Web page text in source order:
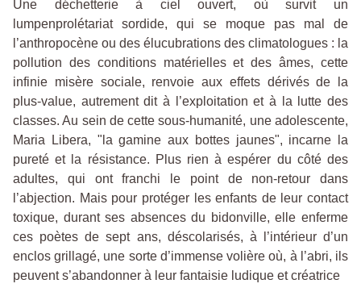
Une déchetterie à ciel ouvert, où survit un
lumpenprolétariat sordide, qui se moque pas mal de
l’anthropocène ou des élucubrations des climatologues : la
pollution des conditions matérielles et des âmes, cette
infinie misère sociale, renvoie aux effets dérivés de la
plus-value, autrement dit à l’exploitation et à la lutte des
classes. Au sein de cette sous-humanité, une adolescente,
Maria Libera, "la gamine aux bottes jaunes", incarne la
pureté et la résistance. Plus rien à espérer du côté des
adultes, qui ont franchi le point de non-retour dans
l’abjection. Mais pour protéger les enfants de leur contact
toxique, durant ses absences du bidonville, elle enferme
ces poètes de sept ans, déscolarisés, à l’intérieur d’un
enclos grillagé, une sorte d’immense volière où, à l’abri, ils
peuvent s’abandonner à leur fantaisie ludique et créatrice